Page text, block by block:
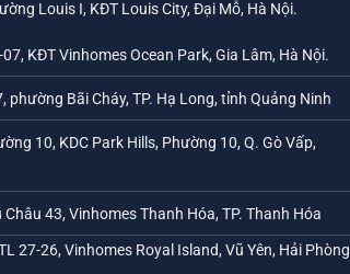
Louis I, KĐT Louis City, Đại Mỗ, Hà Nội.
07, KĐT Vinhomes Ocean Park, Gia Lâm, Hà Nội.
phường Bãi Cháy, TP. Hạ Long, tỉnh Quảng Ninh
10, KDC Park Hills, Phường 10, Q. Gò Vấp,
Châu 43, Vinhomes Thanh Hóa, TP. Thanh Hóa
27-26, Vinhomes Royal Island, Vũ Yên, Hải Phòng